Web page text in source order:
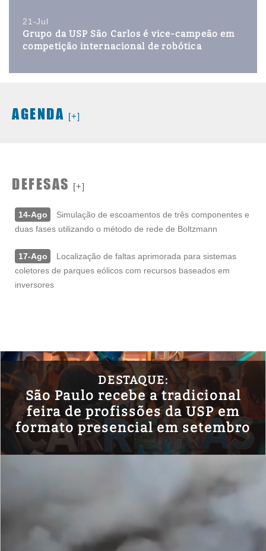
21-Jul
Grupo da USP São Carlos é vice-campeão em
competição internacional de robótica
AGENDA [+]
DEFESAS [+]
14-Ago
Simulação de escoamentos de três componentes e
duas fases utilizando o método de rede de Boltzmann
17-Ago
Localização de faltas aprimorada para sistemas
coletores de parques eólicos com recursos baseados em
inversores
DESTAQUE:
São Paulo recebe a tradicional
feira de profissões da USP em
formato presencial em setembro